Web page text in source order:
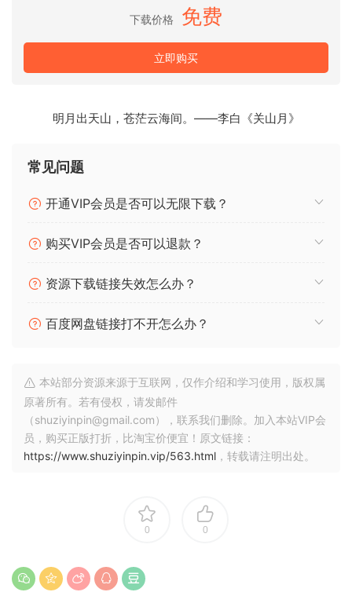
人声
20 March 2024 | 570.2 MB
Get access to an extended version of ADRENALINE!
1. Rage & Fury: Heavy Metal Samples for EDM
3. Adrenaline – Collection Pt. 2
Premium Bonuses included in ADRENALINE Expansion
RAGE & FURY
Harness the power of Heavy Metal for EDM
Real Metal Drums for EDM
Metal Loops & FX
下载价格 免费
立即购买
明月出天山，苍茫云海间。——李白《关山月》
常见问题
开通VIP会员是否可以无限下载？
购买VIP会员是否可以退款？
资源下载链接失效怎么办？
百度网盘链接打不开怎么办？
本站部分资源来源于互联网，仅作介绍和学习使用，版权属
原著所有。若有侵权，请发邮件
（shuziyinpin@gmail.com），联系我们删除。加入本站VIP会
员，购买正版打折，比淘宝价便宜！原文链接：
https://www.shuziyinpin.vip/563.html ，转载请注明出处。
0 0